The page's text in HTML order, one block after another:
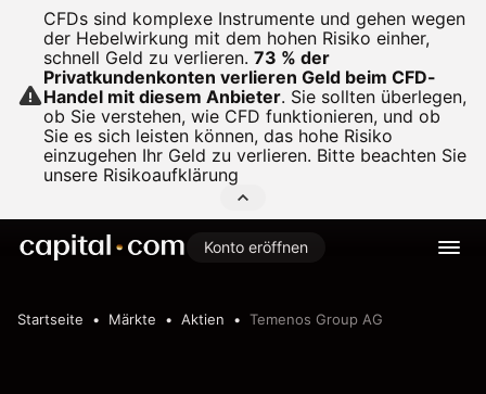
CFDs sind komplexe Instrumente und gehen wegen
der Hebelwirkung mit dem hohen Risiko einher,
schnell Geld zu verlieren. 73 % der
Privatkundenkonten verlieren Geld beim CFD-
Handel mit diesem Anbieter. Sie sollten überlegen,
ob Sie verstehen, wie CFD funktionieren, und ob
Sie es sich leisten können, das hohe Risiko
einzugehen Ihr Geld zu verlieren. Bitte beachten Sie
unsere Risikoaufklärung
Konto eröffnen
Startseite Märkte Aktien Temenos Group AG